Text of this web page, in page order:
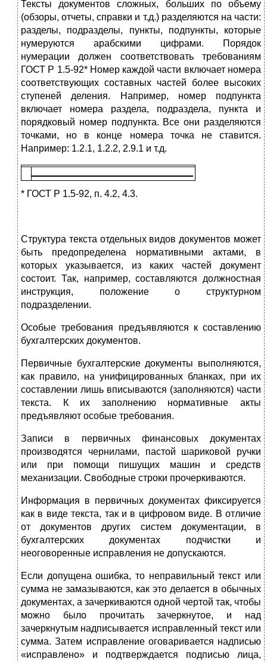
Тексты документов сложных, больших по объему
(обзоры, отчеты, справки и т.д.) разделяются на части:
разделы, подраз­делы, пункты, подпункты, которые
нумеруются арабскими циф­рами. Порядок
нумерации должен соответствовать требованиям
ГОСТ Р 1.5-92* Номер каждой части включает номера
соответ­ствующих составных частей более высоких
ступеней деления. Например, номер подпункта
включает номера раздела, подраз­дела, пункта и
порядковый номер подпункта. Все они разделя­ются
точками, но в конце номера точка не ставится.
Например: 1.2.1, 1.2.2, 2.9.1 и т.д.
* ГОСТ Р 1.5-92, п. 4.2, 4.3.
Структура текста отдельных видов документов может
быть пре­допределена нормативными актами, в
которых указывается, из ка­ких частей документ
состоит. Так, например, составляются долж­ностная
инструкция, положение о структурном
подразделении.
Особые требования предъявляются к составлению
бухгалтер­ских документов.
Первичные бухгалтерские документы выполняются,
как пра­вило, на унифицированных бланках, при их
составлении лишь вписываются (заполняются) части
текста. К их заполнению нормативные акты
предъявляют особые требования.
Записи в первичных финансовых документах
производятся чернилами, пастой шариковой ручки
или при помощи пишу­щих машин и средств
механизации. Свободные строки прочер­киваются.
Информация в первичных документах фиксируется
как в виде текста, так и в цифровом виде. В отличие
от документов других систем документации, в
бухгалтерских документах подчистки и
неоговоренные исправления не допускаются.
Если допущена ошибка, то неправильный текст или
сумма не замазываются, как это делается в обычных
документах, а за­черкиваются одной чертой так, чтобы
можно было прочитать зачеркнутое, и над
зачеркнутым надписывается исправленный текст или
сумма. Затем исправление оговаривается надписью
«исправлено» и подтверждается подписью лица,